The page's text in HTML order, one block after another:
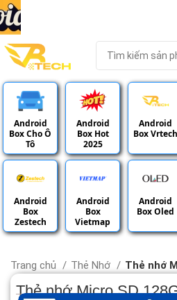
Android
Box Cho Ô
Tô
Android
Box Hot
2025
Android
Box Vrtech
Android
Box
Zestech
Android
Box
Vietmap
Android
Box Oled
Trang chủ Thẻ Nhớ Thẻ nhớ
Thẻ nhớ Micro SD